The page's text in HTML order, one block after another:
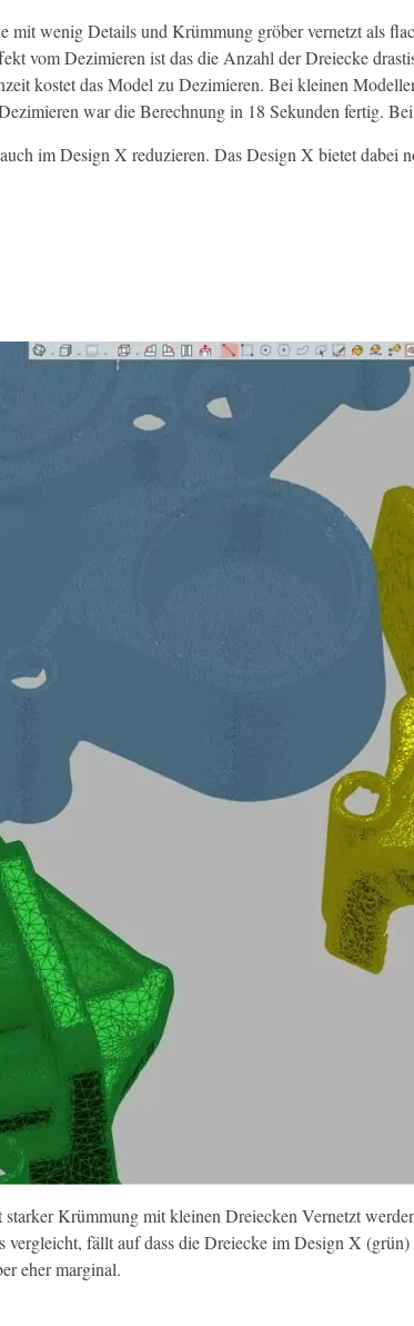
mit wenig Details und Krümmung gröber vernetzt als
vom Dezimieren ist das die Anzahl der Dreiecke
kostet das Model zu Dezimieren. Bei kleinen
war die Berechnung in 18 Sekunden fertig.
im Design X reduzieren. Das Design X bietet dabei
Krümmung mit kleinen Dreiecken Vernetzt
fällt auf dass die Dreiecke im Design X
eher marginal.